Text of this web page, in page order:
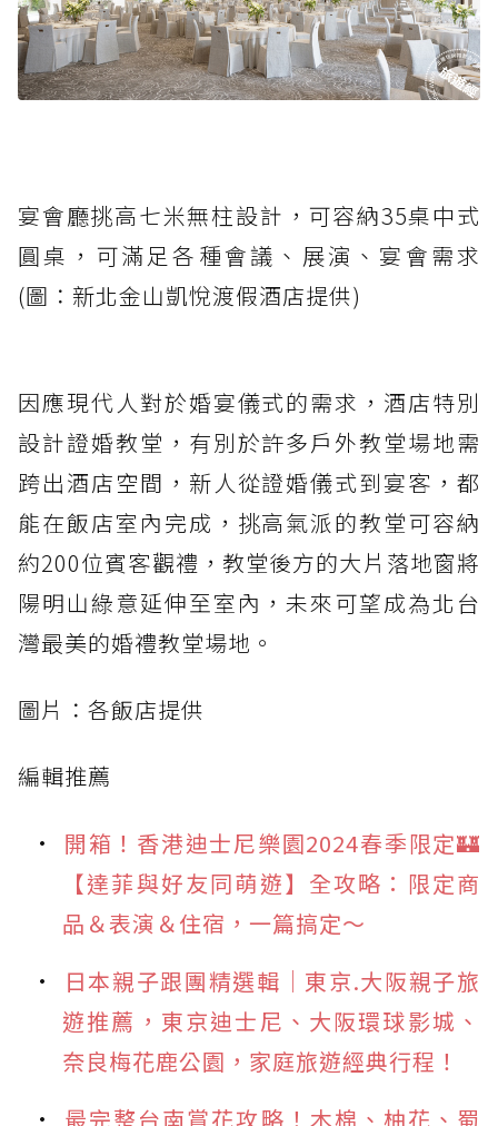
宴會廳挑高七米無柱設計，可容納35桌中式
圓桌，可滿足各種會議、展演、宴會需求
(圖：新北金山凱悅渡假酒店提供)
因應現代人對於婚宴儀式的需求，酒店特別
設計證婚教堂，有別於許多戶外教堂場地需
跨出酒店空間，新人從證婚儀式到宴客，都
能在飯店室內完成，挑高氣派的教堂可容納
約200位賓客觀禮，教堂後方的大片落地窗將
陽明山綠意延伸至室內，未來可望成為北台
灣最美的婚禮教堂場地。
圖片：各飯店提供
編輯推薦
開箱！香港迪士尼樂園2024春季限定🏰
【達菲與好友同萌遊】全攻略：限定商
品＆表演＆住宿，一篇搞定～
日本親子跟團精選輯｜東京.大阪親子旅
遊推薦，東京迪士尼、大阪環球影城、
奈良梅花鹿公園，家庭旅遊經典行程！
最完整台南賞花攻略！木棉、柚花、蜀